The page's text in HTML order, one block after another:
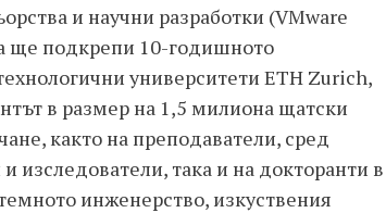
и научни разработки (VMware
ще подкрепи 10-годишното
университети ETH Zurich,
в размер на 1,5 милиона щатски
както на преподаватели, сред
така и на докторанти в
инженерство, изкуствения